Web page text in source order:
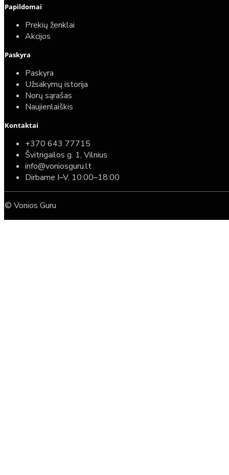
Papildomai
Prekių ženklai
Akcijos
Paskyra
Paskyra
Užsakymų istorija
Norų sąrašas
Naujienlaiškis
Kontaktai
+370 643 77715
Švitrigailos g. 1, Vilnius
info@voniosguru.lt
Dirbame I–V, 10:00–18:00
© Vonios Guru